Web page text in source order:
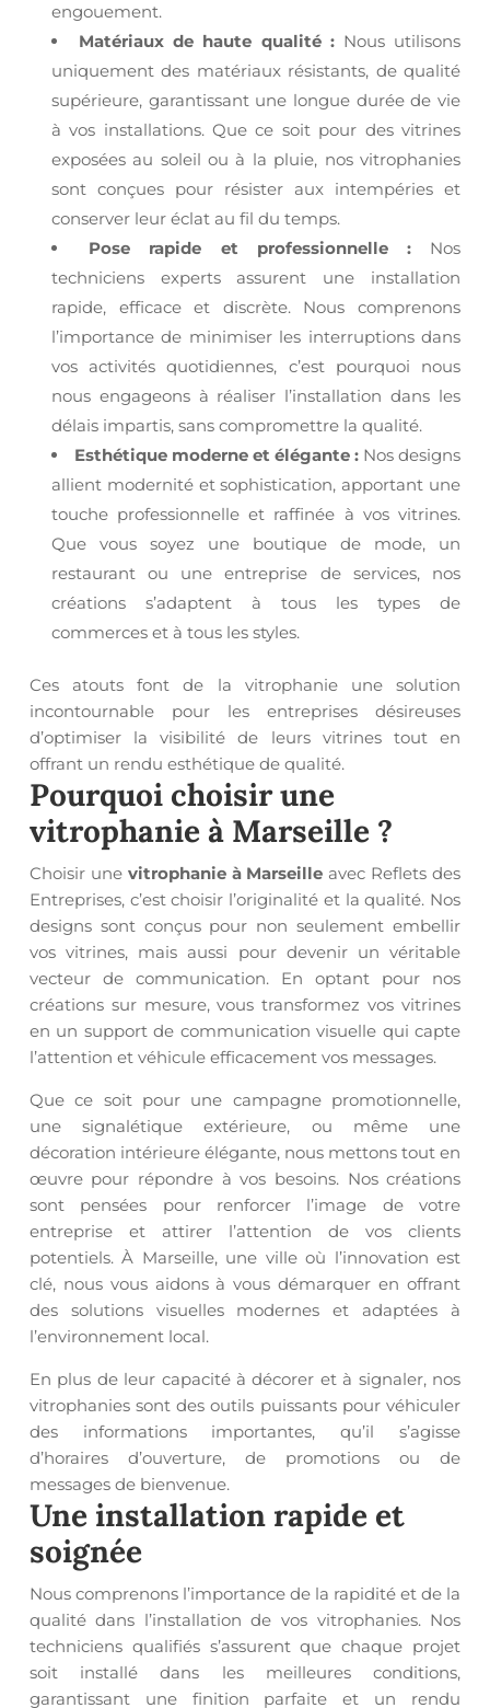
engouement.
Matériaux de haute qualité :Nous utilisons
uniquement des matériaux résistants, de qualité
supérieure, garantissant une longue durée de vie
à vos installations. Que ce soit pour des vitrines
exposées au soleil ou à la pluie, nos vitrophanies
sont conçues pour résister aux intempéries et
conserver leur éclat au fil du temps.
Pose rapide et professionnelle :Nos
techniciens experts assurent une installation
rapide, efficace et discrète. Nous comprenons
l’importance de minimiser les interruptions dans
vos activités quotidiennes, c’est pourquoi nous
nous engageons à réaliser l’installation dans les
délais impartis, sans compromettre la qualité.
Esthétique moderne et élégante : Nos designs
allient modernité et sophistication, apportant une
touche professionnelle et raffinée à vos vitrines.
Que vous soyez une boutique de mode, un
restaurant ou une entreprise de services, nos
créations s’adaptent à tous les types de
commerces et à tous les styles.
Ces atouts font de la vitrophanie une solution
incontournable pour les entreprises désireuses
d’optimiser la visibilité de leurs vitrines tout en
offrant un rendu esthétique de qualité.
Pourquoi choisir une
vitrophanie à Marseille ?
Choisir une vitrophanie à Marseille avec Reflets des
Entreprises, c’est choisir l’originalité et la qualité. Nos
designs sont conçus pour non seulement embellir
vos vitrines, mais aussi pour devenir un véritable
vecteur de communication. En optant pour nos
créations sur mesure, vous transformez vos vitrines
en un support de communication visuelle qui capte
l’attention et véhicule efficacement vos messages.
Que ce soit pour une campagne promotionnelle,
une signalétique extérieure, ou même une
décoration intérieure élégante, nous mettons tout en
œuvre pour répondre à vos besoins. Nos créations
sont pensées pour renforcer l’image de votre
entreprise et attirer l’attention de vos clients
potentiels. À Marseille, une ville où l’innovation est
clé, nous vous aidons à vous démarquer en offrant
des solutions visuelles modernes et adaptées à
l’environnement local.
En plus de leur capacité à décorer et à signaler, nos
vitrophanies sont des outils puissants pour véhiculer
des informations importantes, qu’il s’agisse
d’horaires d’ouverture, de promotions ou de
messages de bienvenue.
Une installation rapide et
soignée
Nous comprenons l’importance de la rapidité et de la
qualité dans l’installation de vos vitrophanies. Nos
techniciens qualifiés s’assurent que chaque projet
soit installé dans les meilleures conditions,
garantissant une finition parfaite et un rendu